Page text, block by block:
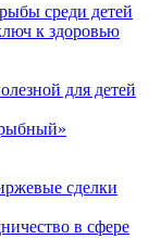
среди детей
к здоровью
для детей
сделки
в сфере